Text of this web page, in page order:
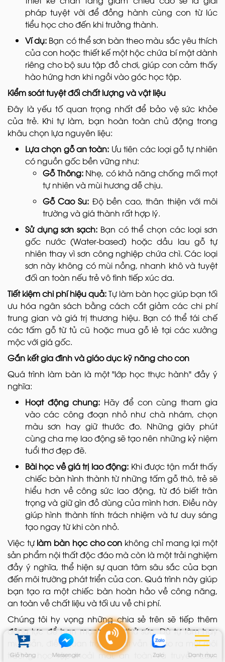
Giỏ hàng Messenger Zalo Danh mục
pháp tuyệt vời để đồng hành cùng con từ lúc
tiểu học cho đến khi trưởng thành.
Ví dụ: Bạn có thể sơn bàn theo màu sắc yêu thích
của con hoặc thiết kế một hộc chứa bí mật dành
riêng cho bộ sưu tập đồ chơi, giúp con cảm thấy
hào hứng hơn khi ngồi vào góc học tập.
Kiểm soát tuyệt đối chất lượng và vật liệu
Đây là yếu tố quan trọng nhất để bảo vệ sức khỏe
của trẻ. Khi tự làm, bạn hoàn toàn chủ động trong
khâu chọn lựa nguyên liệu:
Lựa chọn gỗ an toàn: Ưu tiên các loại gỗ tự nhiên
có nguồn gốc bền vững như:
Gỗ Thông: Nhẹ, có khả năng chống mối mọt
tự nhiên và mùi hương dễ chịu.
Gỗ Cao Su: Độ bền cao, thân thiện với môi
trường và giá thành rất hợp lý.
Sử dụng sơn sạch: Bạn có thể chọn các loại sơn
gốc nước (Water-based) hoặc dầu lau gỗ tự
nhiên thay vì sơn công nghiệp chứa chì. Các loại
sơn này không có mùi nồng, nhanh khô và tuyệt
đối an toàn nếu trẻ vô tình tiếp xúc da.
Tiết kiệm chi phí hiệu quả:Tự làm bàn học giúp bạn tối
ưu hóa ngân sách bằng cách cắt giảm các chi phí
trung gian và giá trị thương hiệu. Bạn có thể tái chế
các tấm gỗ từ tủ cũ hoặc mua gỗ lẻ tại các xưởng
mộc với giá gốc.
Gắn kết gia đình và giáo dục kỹ năng cho con
Quá trình làm bàn là một "lớp học thực hành" đầy ý
nghĩa:
Hoạt động chung: Hãy để con cùng tham gia
vào các công đoạn nhỏ như chà nhám, chọn
màu sơn hay giữ thước đo. Những giây phút
cùng cha mẹ lao động sẽ tạo nên những kỷ niệm
tuổi thơ đẹp đẽ.
Bài học về giá trị lao động: Khi được tận mắt thấy
chiếc bàn hình thành từ những tấm gỗ thô, trẻ sẽ
hiểu hơn về công sức lao động, từ đó biết trân
trọng và giữ gìn đồ dùng của mình hơn. Điều này
giúp hình thành tính trách nhiệm và tư duy sáng
tạo ngay từ khi còn nhỏ.
Việc tự làm bàn học cho con không chỉ mang lại một
sản phẩm nội thất độc đáo mà còn là một trải nghiệm
đầy ý nghĩa, thể hiện sự quan tâm sâu sắc của bạn
đến môi trường phát triển của con. Quá trình này giúp
bạn tạo ra một chiếc bàn hoàn hảo về công năng,
an toàn về chất liệu và tối ưu về chi phí.
Chúng tôi hy vọng những chia sẻ trên sẽ tiếp thêm
động lực để bạn mạnh dạn thử sức. Dù tự làm hay
mua sẵn, điều quan trọng nhất vẫn là tạo ra một môi
trường học tập thoải mái, an toàn và truyền cảm